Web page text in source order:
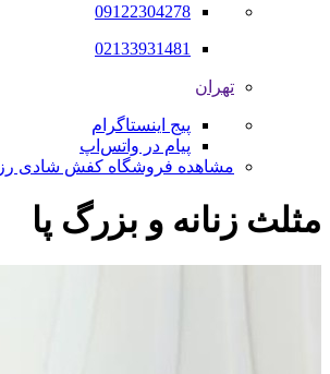
09122304278
02133931481
تهران
پیج اینستاگرام
پیام در واتس‌اپ
مشاهده فروشگاه کفش شادی رز
مثلث زنانه و بزرگ پا